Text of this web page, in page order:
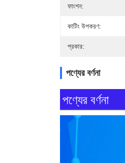
ফাংশন:
কাটিং উপকরণ:
প্রকার:
পণ্যের বর্ণনা
পণ্যের বর্ণনা